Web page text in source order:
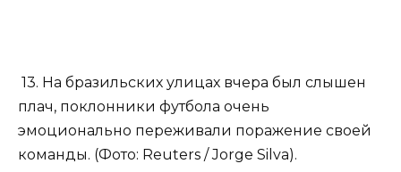
13. На бразильских улицах вчера был слышен
плач, поклонники футбола очень
эмоционально переживали поражение своей
команды. (Фото: Reuters / Jorge Silva).